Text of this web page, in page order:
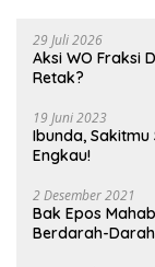
29 Juli 2026
Aksi WO Fraksi
Retak?
19 Juni 2023
Ibunda, Sakitmu
Engkau!
2 Desember 2021
Bak Epos
Berdarah-